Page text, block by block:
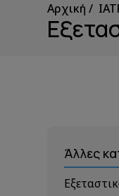
Αρχική
Άλλες